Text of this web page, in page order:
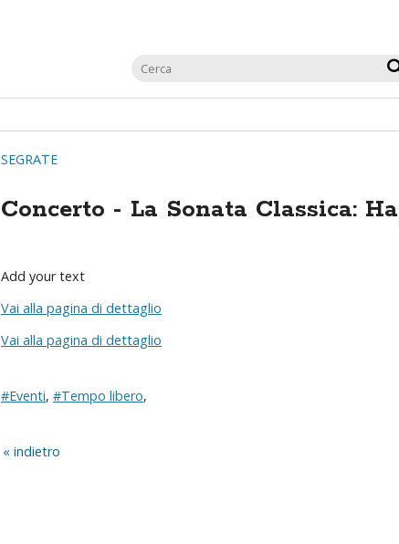
SEGRATE
Concerto - La Sonata Classica:
Add your text
Vai alla pagina di dettaglio
Vai alla pagina di dettaglio
#Eventi, #Tempo libero,
indietro